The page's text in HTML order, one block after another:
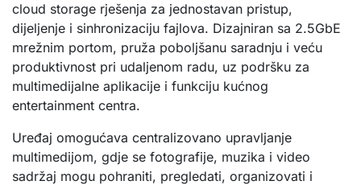
cloud storage rješenja za jednostavan pristup,
dijeljenje i sinhronizaciju fajlova. Dizajniran sa 2.5GbE
mrežnim portom, pruža poboljšanu saradnju i veću
produktivnost pri udaljenom radu, uz podršku za
multimedijalne aplikacije i funkciju kućnog
entertainment centra.
Uređaj omogućava centralizovano upravljanje
multimedijom, gdje se fotografije, muzika i video
sadržaj mogu pohraniti, pregledati, organizovati i